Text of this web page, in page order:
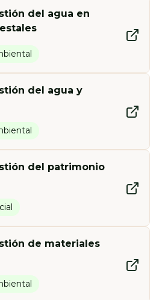
del agua en
del agua y
del patrimonio
de materiales